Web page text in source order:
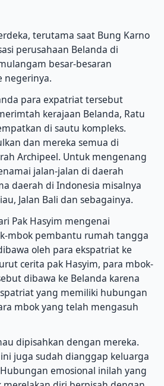
terutama saat Bung Karno
perusahaan Belanda di
besar-besaran
negerinya.
para expatriat tersebut
kerajaan Belanda, Ratu
di sautu kompleks.
dan mereka semua di
Archipeel. Untuk mengenang
jalan-jalan di daerah
daerah di Indonesia misalnya
Jalan Bali dan sebagainya.
Pak Hasyim mengenai
mbok pembantu rumah tangga
oleh para ekspatriat ke
cerita pak Hasyim, para mbok-
dibawa ke Belanda karena
yang memiliki hubungan
mbok yang telah mengasuh
dipisahkan dengan mereka.
juga sudah dianggap keluarga
emosional inilah yang